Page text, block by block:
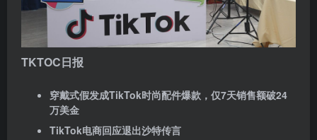
TKTOC日报
穿戴式假发成TikTok时尚配件爆款，仅7天销售额破24
万美金
TikTok电商回应退出沙特传言